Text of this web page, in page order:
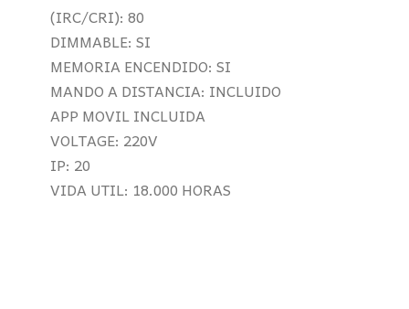
(IRC/CRI): 80
DIMMABLE: SI
MEMORIA ENCENDIDO: SI
MANDO A DISTANCIA: INCLUIDO
APP MOVIL INCLUIDA
VOLTAGE: 220V
IP: 20
VIDA UTIL: 18.000 HORAS